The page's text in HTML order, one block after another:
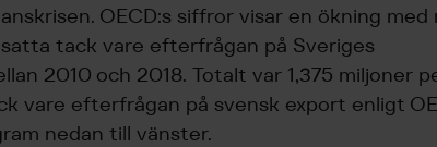
OECD:s siffror visar en ökning med
tack vare efterfrågan på Sveriges
2010 och 2018. Totalt var 1,375 miljoner
vare efterfrågan på svensk export enligt
nedan till vänster.